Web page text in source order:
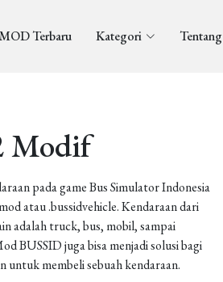
MOD Terbaru Kategori Tentang
Modif
pada game Bus Simulator Indonesia
atau .bussidvehicle. Kendaraan dari
adalah truck, bus, mobil, sampai
BUSSID juga bisa menjadi solusi bagi
untuk membeli sebuah kendaraan.